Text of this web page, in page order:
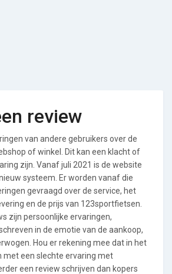
review
van andere gebruikers over de
of winkel. Dit kan een klacht of
zijn. Vanaf juli 2021 is de website
systeem. Er worden vanaf die
gevraagd over de service, het
en de prijs van 123sportfietsen.
zijn persoonlijke ervaringen,
in de emotie van de aankoop,
Hou er rekening mee dat in het
met een slechte ervaring met
een review schrijven dan kopers